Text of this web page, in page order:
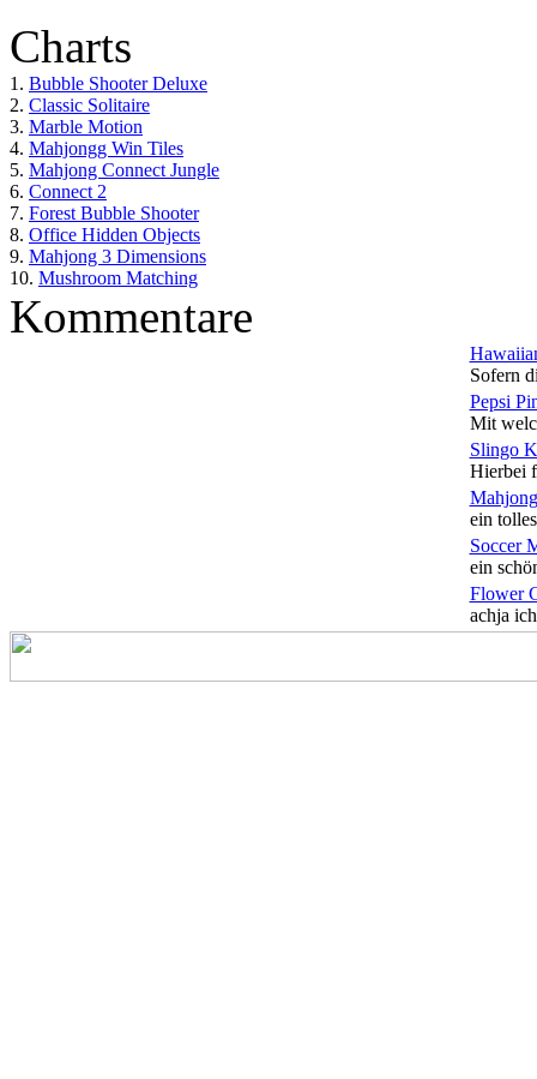
Charts
1. Bubble Shooter Deluxe
2. Classic Solitaire
3. Marble Motion
4. Mahjongg Win Tiles
5. Mahjong Connect Jungle
6. Connect 2
7. Forest Bubble Shooter
8. Office Hidden Objects
9. Mahjong 3 Dimensions
10. Mushroom Matching
Kommentare
Sofern
Pepsi
Mit
Slingo
Hierbei
ein
Soccer
ein
Flower
achja